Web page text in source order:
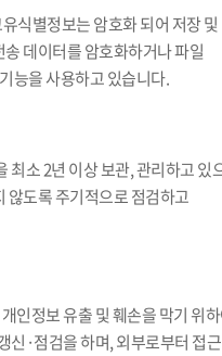
식별정보는 암호화 되어 저장 및
데이터를 암호화하거나 파일
능을 사용하고 있습니다.
최소 2년 이상 보관, 관리하고 있
않도록 주기적으로 점검하고
인정보 유출 및 훼손을 막기 위
신·점검을 하며, 외부로부터 접